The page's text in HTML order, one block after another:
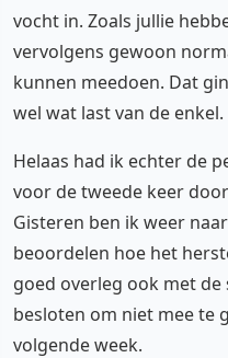
vocht in. Zoals jullie
vervolgens gewoon
kunnen meedoen. Dat
wel wat last van de enkel.
Helaas had ik echter de
voor de tweede keer
Gisteren ben ik weer
beoordelen hoe het
goed overleg ook met
besloten om niet mee te
volgende week.